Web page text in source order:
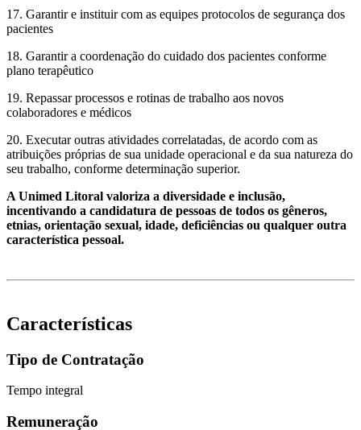
17. Garantir e instituir com as equipes protocolos de segurança dos
pacientes
18. Garantir a coordenação do cuidado dos pacientes conforme
plano terapêutico
19. Repassar processos e rotinas de trabalho aos novos
colaboradores e médicos
20. Executar outras atividades correlatadas, de acordo com as
atribuições próprias de sua unidade operacional e da sua natureza do
seu trabalho, conforme determinação superior.
A Unimed Litoral valoriza a diversidade e inclusão,
incentivando a candidatura de pessoas de todos os gêneros,
etnias, orientação sexual, idade, deficiências ou qualquer outra
característica pessoal.
Características
Tipo de Contratação
Tempo integral
Remuneração